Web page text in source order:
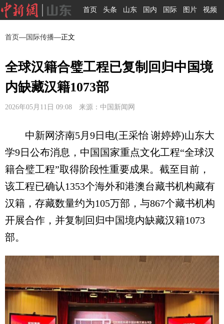
首页 头条 山东 国内 国际 图片 视频
首页— 国际传播—正文
全球汉籍合璧工程已复制回归中国境
内缺藏汉籍1073部
2026年05月11日 09:08 来源：中国新闻网
中新网济南5月9日电(王采怡 谢婷婷)山东大
学9日公布消息，中国国家重点文化工程“全球汉
籍合璧工程”取得阶段性重要成果。截至目前，
该工程已确认1353个海外和港澳台藏书机构藏有
汉籍，存藏数量约为105万部，与867个藏书机构
开展合作，并复制回归中国境内缺藏汉籍1073
部。